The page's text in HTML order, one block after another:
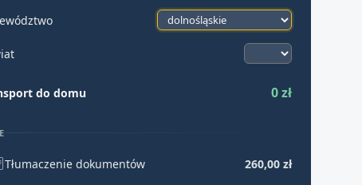
do domu 0 zł
Tłumaczenie dokumentów 260,00 zł